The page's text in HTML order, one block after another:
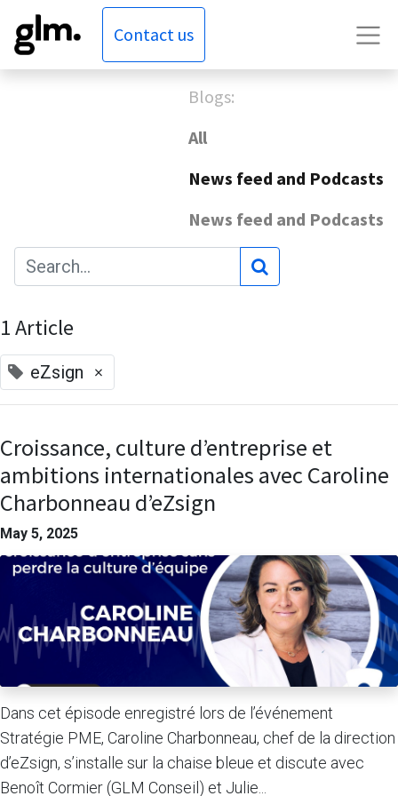
Contact us
Blogs:
All
News feed and Podcasts
News feed and Podcasts
1 Article
eZsign ×
Croissance, culture d’entreprise et
ambitions internationales avec Caroline
Charbonneau d’eZsign
May 5, 2025
Dans cet épisode enregistré lors de l’événement
Stratégie PME, Caroline Charbonneau, chef de la direction
d’eZsign, s’installe sur la chaise bleue et discute avec
Benoît Cormier (GLM Conseil) et Julie...